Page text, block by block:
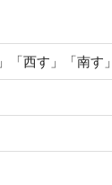
「西す」「南す